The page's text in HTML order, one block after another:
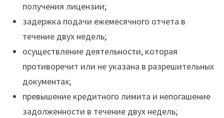
получения лицензии;
задержка подачи ежемесячного отчета в
течение двух недель;
осуществление деятельности, которая
противоречит или не указана в разрешительных
документах;
превышение кредитного лимита и непогашение
задолженности в течение двух недель;